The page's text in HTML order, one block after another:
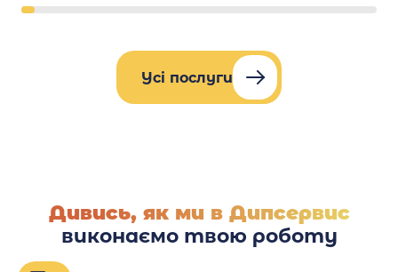
Усі послуги
Дивись, як ми в Дипсервис
виконаємо твою роботу